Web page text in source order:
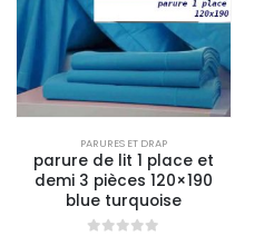
PARURES ET DRAP
parure de lit 1 place et
demi 3 pièces 120×190
blue turquoise